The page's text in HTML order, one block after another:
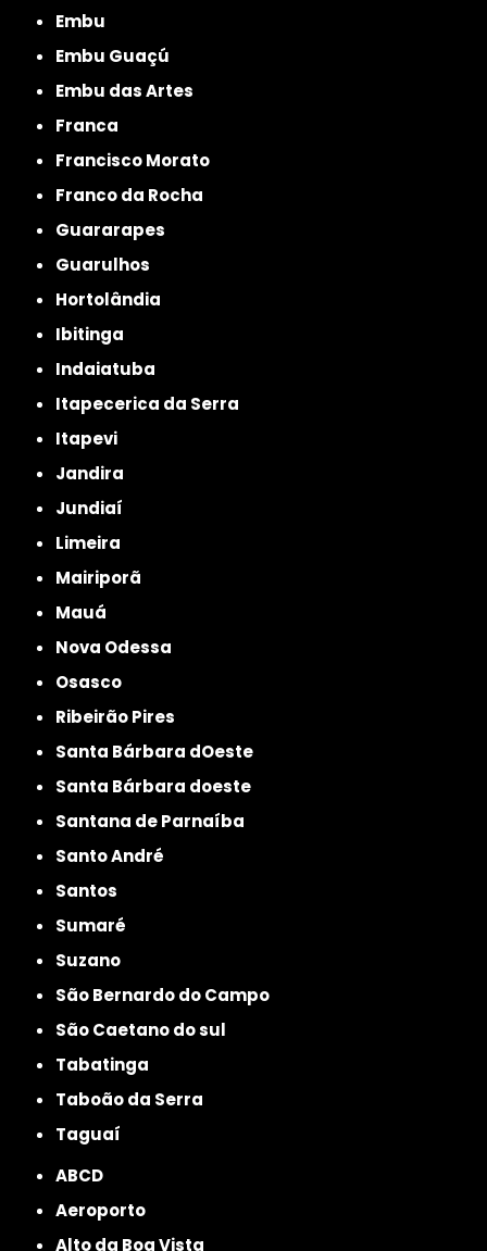
Embu
Embu Guaçú
Embu das Artes
Franca
Francisco Morato
Franco da Rocha
Guararapes
Guarulhos
Hortolândia
Ibitinga
Indaiatuba
Itapecerica da Serra
Itapevi
Jandira
Jundiaí
Limeira
Mairiporã
Mauá
Nova Odessa
Osasco
Ribeirão Pires
Santa Bárbara dOeste
Santa Bárbara doeste
Santana de Parnaíba
Santo André
Santos
Sumaré
Suzano
São Bernardo do Campo
São Caetano do sul
Tabatinga
Taboão da Serra
Taguaí
ABCD
Aeroporto
Alto da Boa Vista